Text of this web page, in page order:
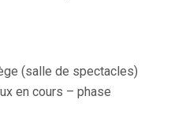
(salle de spectacles)
en cours – phase